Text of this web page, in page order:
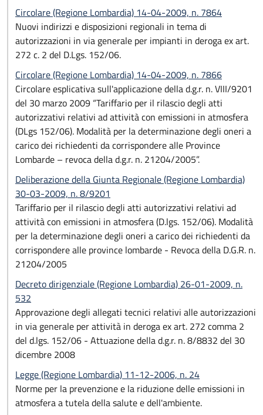
Circolare (Regione Lombardia) 14-04-2009, n. 7864
Nuovi indirizzi e disposizioni regionali in tema di
autorizzazioni in via generale per impianti in deroga ex art.
272 c. 2 del D.Lgs. 152/06.
Circolare (Regione Lombardia) 14-04-2009, n. 7866
Circolare esplicativa sull'applicazione della d.g.r. n. VIII/9201
del 30 marzo 2009 “Tariffario per il rilascio degli atti
autorizzativi relativi ad attività con emissioni in atmosfera
(DLgs 152/06). Modalità per la determinazione degli oneri a
carico dei richiedenti da corrispondere alle Province
Lombarde – revoca della d.g.r. n. 21204/2005”.
Deliberazione della Giunta Regionale (Regione Lombardia)
30-03-2009, n. 8/9201
Tariffario per il rilascio degli atti autorizzativi relativi ad
attività con emissioni in atmosfera (D.lgs. 152/06). Modalità
per la determinazione degli oneri a carico dei richiedenti da
corrispondere alle province lombarde - Revoca della D.G.R. n.
21204/2005
Decreto dirigenziale (Regione Lombardia) 26-01-2009, n.
532
Approvazione degli allegati tecnici relativi alle autorizzazioni
in via generale per attività in deroga ex art. 272 comma 2
del d.lgs. 152/06 - Attuazione della d.g.r. n. 8/8832 del 30
dicembre 2008
Legge (Regione Lombardia) 11-12-2006, n. 24
Norme per la prevenzione e la riduzione delle emissioni in
atmosfera a tutela della salute e dell'ambiente.